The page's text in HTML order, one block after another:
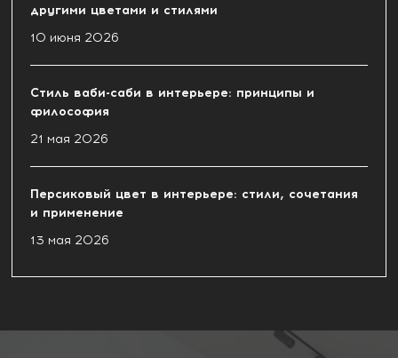
другими цветами и стилями
10 июня 2026
Стиль ваби-саби в интерьере: принципы и
философия
21 мая 2026
Персиковый цвет в интерьере: стили, сочетания
и применение
13 мая 2026